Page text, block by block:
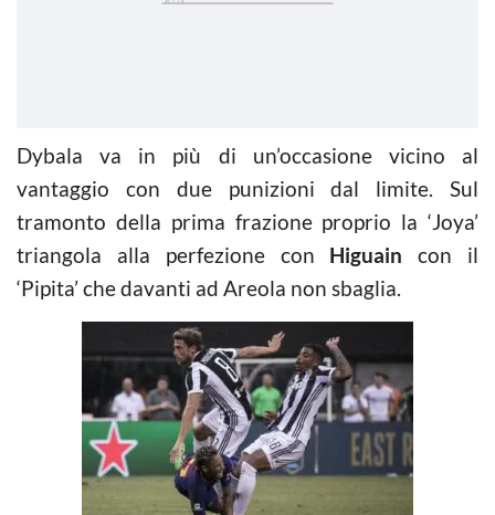
Dybala va in più di un’occasione vicino al
vantaggio con due punizioni dal limite. Sul
tramonto della prima frazione proprio la ‘Joya’
triangola alla perfezione con Higuain con il
‘Pipita’ che davanti ad Areola non sbaglia.